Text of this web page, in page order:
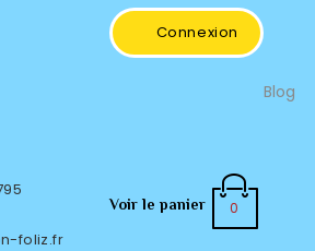
Connexion
Voir le panier 0
foliz.fr
Blog